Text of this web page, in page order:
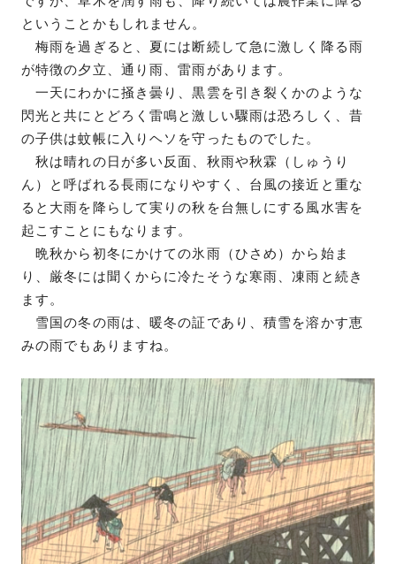
ということかもしれません。
梅雨を過ぎると、夏には断続して急に激しく降る雨
が特徴の夕立、通り雨、雷雨があります。
一天にわかに掻き曇り、黒雲を引き裂くかのような
閃光と共にとどろく雷鳴と激しい驟雨は恐ろしく、昔
の子供は蚊帳に入りヘソを守ったものでした。
秋は晴れの日が多い反面、秋雨や秋霖（しゅうり
ん）と呼ばれる長雨になりやすく、台風の接近と重な
ると大雨を降らして実りの秋を台無しにする風水害を
起こすことにもなります。
晩秋から初冬にかけての氷雨（ひさめ）から始ま
り、厳冬には聞くからに冷たそうな寒雨、凍雨と続き
ます。
雪国の冬の雨は、暖冬の証であり、積雪を溶かす恵
みの雨でもありますね。